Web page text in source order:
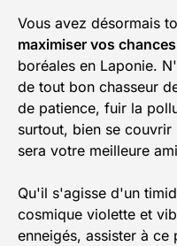
Vous avez désormais
maximiser vos chances
boréales en Laponie.
de tout bon chasseur
de patience, fuir la
surtout, bien se
sera votre meilleure
Qu'il s'agisse d'un
cosmique violette et
enneigés, assister à ce